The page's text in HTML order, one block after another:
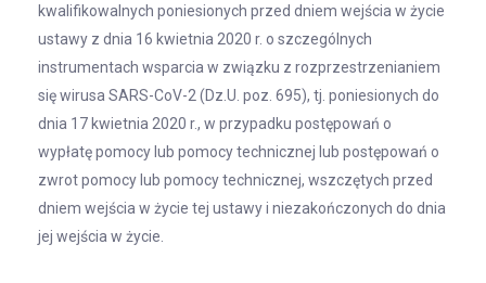
kwalifikowalnych poniesionych przed dniem wejścia w życie
ustawy z dnia 16 kwietnia 2020 r. o szczególnych
instrumentach wsparcia w związku z rozprzestrzenianiem
się wirusa SARS-CoV-2 (Dz.U. poz. 695), tj. poniesionych do
dnia 17 kwietnia 2020 r., w przypadku postępowań o
wypłatę pomocy lub pomocy technicznej lub postępowań o
zwrot pomocy lub pomocy technicznej, wszczętych przed
dniem wejścia w życie tej ustawy i niezakończonych do dnia
jej wejścia w życie.